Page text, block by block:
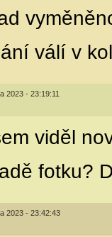
válí v
2023 - 23:19:11
viděl
fotku?
2023 - 23:42:43